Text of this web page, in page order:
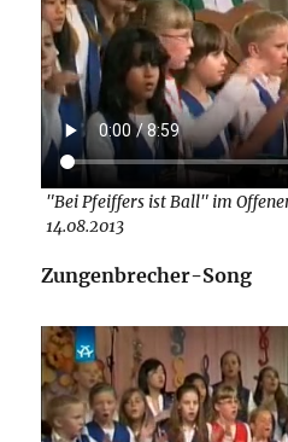
"Bei Pfeiffers ist Ball" im
14.08.2013
Zungenbrecher-Song